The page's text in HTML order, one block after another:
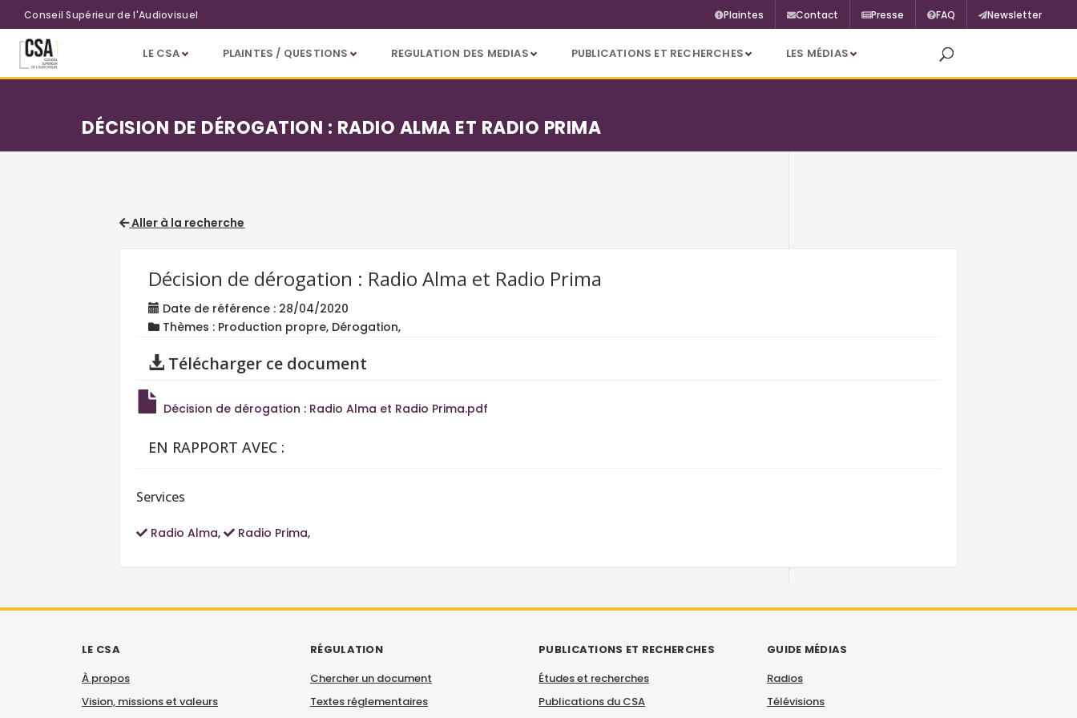
Aller au contenu principal
Conseil Supérieur de l'Audiovisuel Plaintes Contact Presse FAQ Newsletter
LE CSA PLAINTES / QUESTIONS REGULATION DES MEDIAS PUBLICATIONS ET RECHERCHES LES MÉDIAS
DÉCISION DE DÉROGATION : RADIO ALMA ET RADIO PRIMA
Aller à la recherche
Décision de dérogation : Radio Alma et Radio Prima
Date de référence : 28/04/2020
Thèmes : Production propre, Dérogation,
Télécharger ce document
Décision de dérogation : Radio Alma et Radio Prima.pdf
EN RAPPORT AVEC :
Services
Radio Alma, Radio Prima,
LE CSA
À propos
Vision, missions et valeurs
RÉGULATION
Chercher un document
Textes réglementaires
PUBLICATIONS ET RECHERCHES
Études et recherches
Publications du CSA
GUIDE MÉDIAS
Radios
Télévisions